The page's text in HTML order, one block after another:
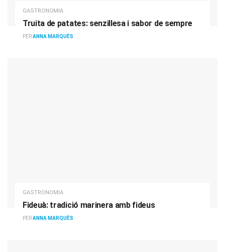
GASTRONOMIA
Truita de patates: senzillesa i sabor de sempre
PERANNA MARQUÈS
GASTRONOMIA
Fideuà: tradició marinera amb fideus
PERANNA MARQUÈS